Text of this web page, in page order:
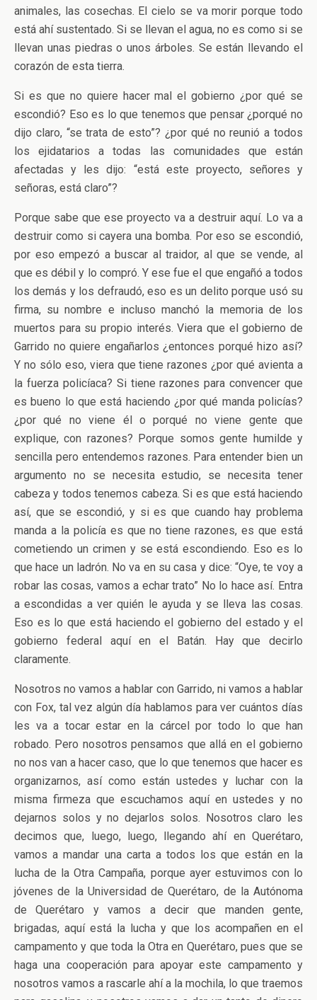
animales, las cosechas. El cielo se va morir porque todo
está ahí sustentado. Si se llevan el agua, no es como si se
llevan unas piedras o unos árboles. Se están llevando el
corazón de esta tierra.
Si es que no quiere hacer mal el gobierno ¿por qué se
escondió? Eso es lo que tenemos que pensar ¿porqué no
dijo claro, “se trata de esto”? ¿por qué no reunió a todos
los ejidatarios a todas las comunidades que están
afectadas y les dijo: “está este proyecto, señores y
señoras, está claro”?
Porque sabe que ese proyecto va a destruir aquí. Lo va a
destruir como si cayera una bomba. Por eso se escondió,
por eso empezó a buscar al traidor, al que se vende, al
que es débil y lo compró. Y ese fue el que engañó a todos
los demás y los defraudó, eso es un delito porque usó su
firma, su nombre e incluso manchó la memoria de los
muertos para su propio interés. Viera que el gobierno de
Garrido no quiere engañarlos ¿entonces porqué hizo así?
Y no sólo eso, viera que tiene razones ¿por qué avienta a
la fuerza policíaca? Si tiene razones para convencer que
es bueno lo que está haciendo ¿por qué manda policías?
¿por qué no viene él o porqué no viene gente que
explique, con razones? Porque somos gente humilde y
sencilla pero entendemos razones. Para entender bien un
argumento no se necesita estudio, se necesita tener
cabeza y todos tenemos cabeza. Si es que está haciendo
así, que se escondió, y si es que cuando hay problema
manda a la policía es que no tiene razones, es que está
cometiendo un crimen y se está escondiendo. Eso es lo
que hace un ladrón. No va en su casa y dice: “Oye, te voy a
robar las cosas, vamos a echar trato” No lo hace así. Entra
a escondidas a ver quién le ayuda y se lleva las cosas.
Eso es lo que está haciendo el gobierno del estado y el
gobierno federal aquí en el Batán. Hay que decirlo
claramente.
Nosotros no vamos a hablar con Garrido, ni vamos a hablar
con Fox, tal vez algún día hablamos para ver cuántos días
les va a tocar estar en la cárcel por todo lo que han
robado. Pero nosotros pensamos que allá en el gobierno
no nos van a hacer caso, que lo que tenemos que hacer es
organizarnos, así como están ustedes y luchar con la
misma firmeza que escuchamos aquí en ustedes y no
dejarnos solos y no dejarlos solos. Nosotros claro les
decimos que, luego, luego, llegando ahí en Querétaro,
vamos a mandar una carta a todos los que están en la
lucha de la Otra Campaña, porque ayer estuvimos con lo
jóvenes de la Universidad de Querétaro, de la Autónoma
de Querétaro y vamos a decir que manden gente,
brigadas, aquí está la lucha y que los acompañen en el
campamento y que toda la Otra en Querétaro, pues que se
haga una cooperación para apoyar este campamento y
nosotros vamos a rascarle ahí a la mochila, lo que traemos